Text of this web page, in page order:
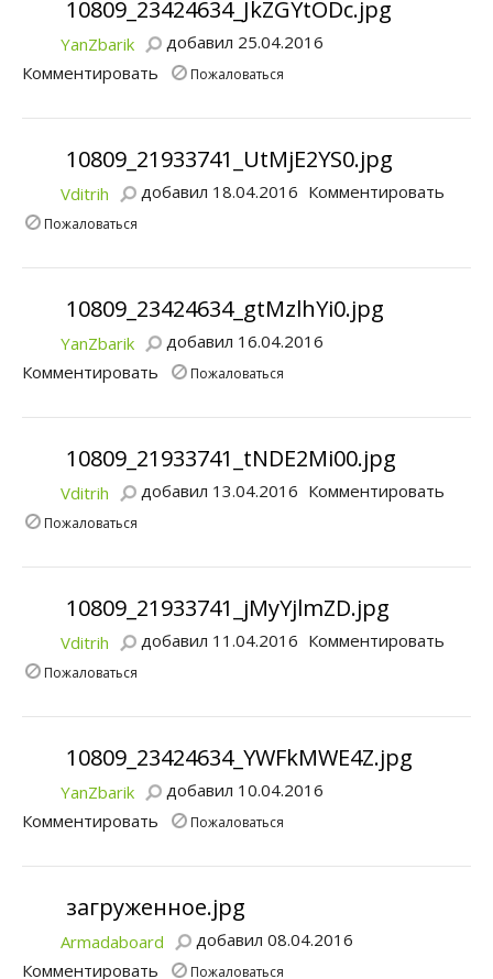
10809_23424634_JkZGYtODc.jpg
YanZbarik
добавил 25.04.2016
Комментировать
Пожаловаться
10809_21933741_UtMjE2YS0.jpg
Vditrih добавил 18.04.2016 Комментировать
Пожаловаться
10809_23424634_gtMzlhYi0.jpg
YanZbarik
добавил 16.04.2016
Комментировать
Пожаловаться
10809_21933741_tNDE2Mi00.jpg
Vditrih добавил 13.04.2016 Комментировать
Пожаловаться
10809_21933741_jMyYjlmZD.jpg
Vditrih добавил 11.04.2016 Комментировать
Пожаловаться
10809_23424634_YWFkMWE4Z.jpg
YanZbarik
добавил 10.04.2016
Комментировать
Пожаловаться
загруженное.jpg
Armadaboard
добавил 08.04.2016
Комментировать
Пожаловаться